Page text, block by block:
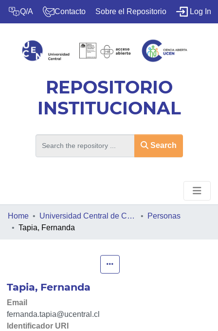
Q/A Contacto Sobre el Repositorio Log In
REPOSITORIO
INSTITUCIONAL
Search
HOME
PROJECTS
Home Universidad Central de Chile
Personas
Tapia, Fernanda
Tapia, Fernanda
Email
fernanda.tapia@ucentral.cl
Identificador URI